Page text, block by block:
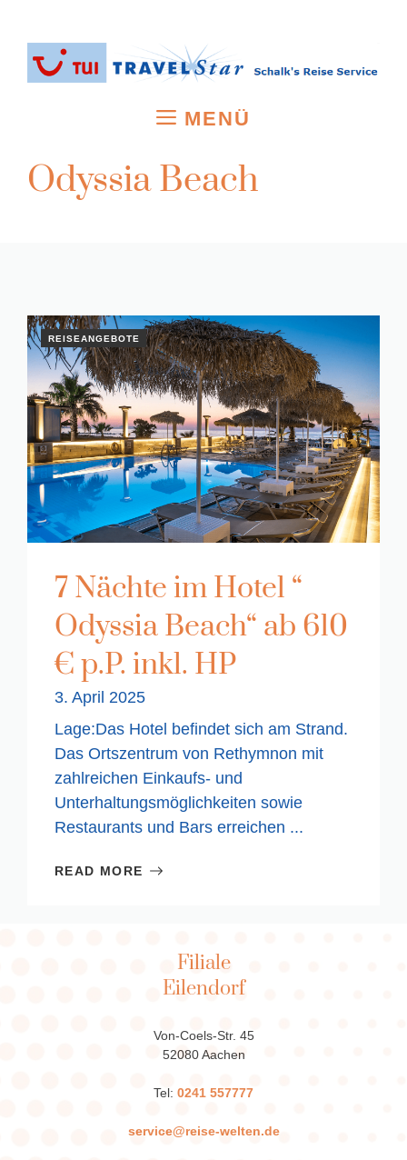
Inhalt
springen
MENÜ
Odyssia Beach
REISEANGEBOTE
7 Nächte im Hotel “
Odyssia Beach“ ab 610
€ p.P. inkl. HP
3. April 2025
Lage:Das Hotel befindet sich am Strand.
Das Ortszentrum von Rethymnon mit
zahlreichen Einkaufs- und
Unterhaltungsmöglichkeiten sowie
Restaurants und Bars erreichen ...
READ MORE
Filiale
Eilendorf
Von-Coels-Str. 45
52080 Aachen
Tel: 0241 557777
service@reise-welten.de